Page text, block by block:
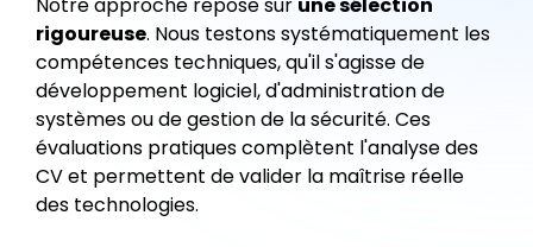
rigoureuse. Nous testons systématiquement les
compétences techniques, qu'il s'agisse de
développement logiciel, d'administration de
systèmes ou de gestion de la sécurité. Ces
évaluations pratiques complètent l'analyse des
CV et permettent de valider la maîtrise réelle
des technologies.